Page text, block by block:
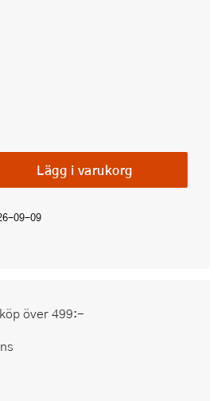
Lägg i varukorg
09-09
över 499:-